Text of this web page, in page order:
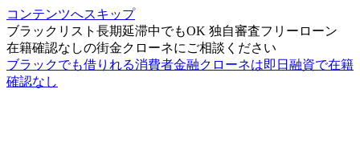
コンテンツへスキップ
ブラックリスト長期延滞中でもOK 独自審査フリーローン
在籍確認なしの街金クローネにご相談ください
ブラックでも借りれる消費者金融クローネは即日融資で在籍
確認なし